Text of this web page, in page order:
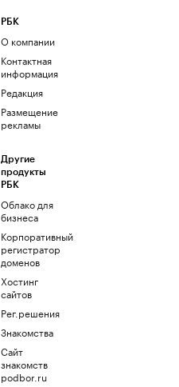
РБК
О компании
Контактная
информация
Редакция
Размещение
рекламы
Другие
продукты
РБК
Облако для
бизнеса
Корпоративный
регистратор
доменов
Хостинг
сайтов
Рег.решения
Знакомства
Сайт
знакомств
podbor.ru